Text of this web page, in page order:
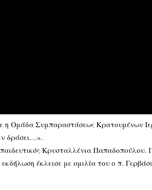
η Ομάδα Συμπαραστάσεως Κρατουμένων
δράσει…».
Κρυσταλλένια Παπαδοπούλου.
έκλεισε με ομιλία του ο π.